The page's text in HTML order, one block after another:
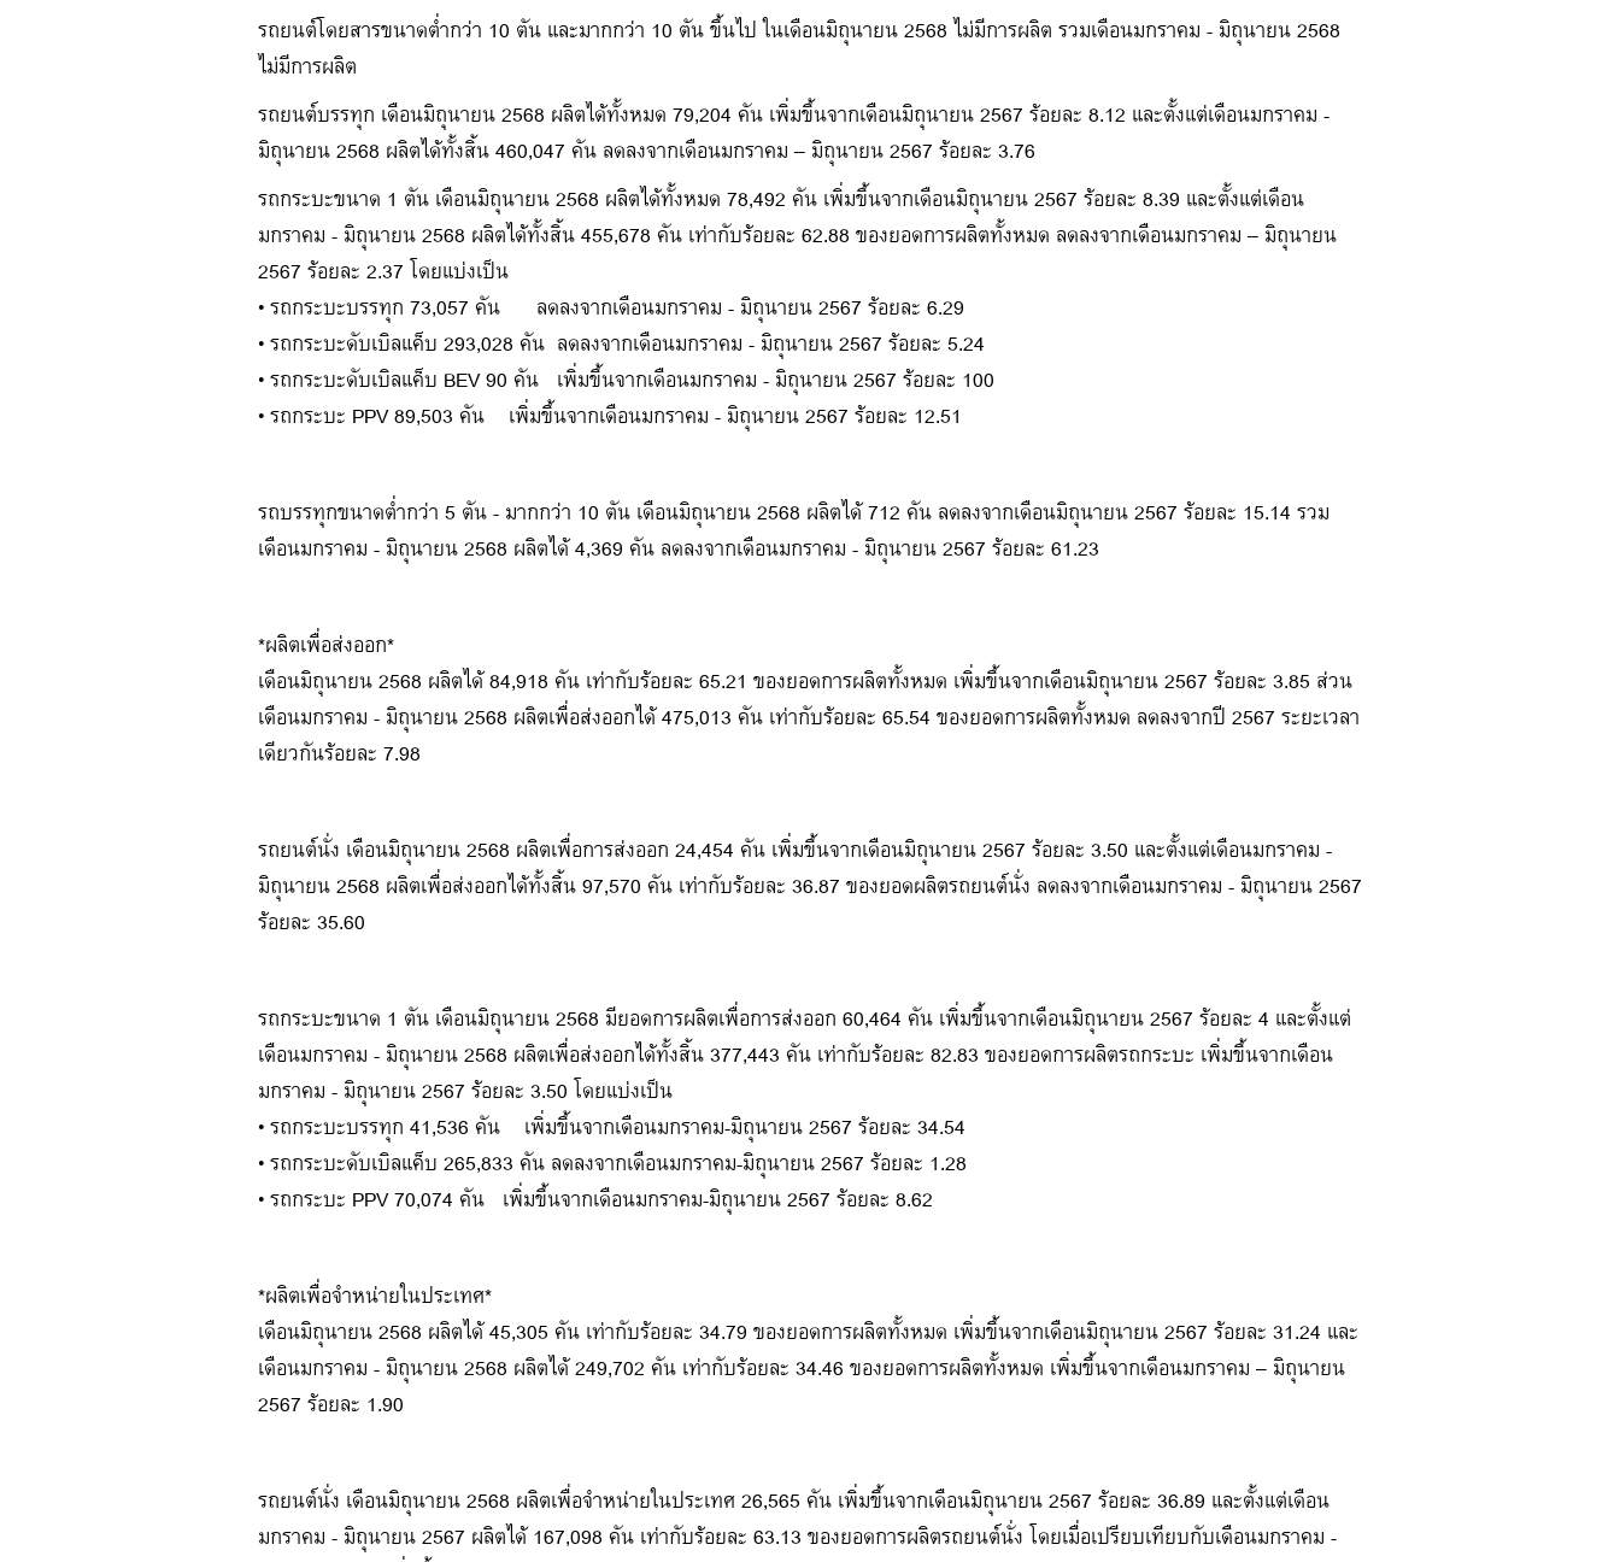
รถยนต์โดยสารขนาดต่ำกว่า 10 ตัน และมากกว่า 10 ตัน ขึ้นไป ในเดือนมิถุนายน 2568 ไม่มีการผลิต รวมเดือนมกราคม - มิถุนายน 2568
ไม่มีการผลิต
รถยนต์บรรทุก เดือนมิถุนายน 2568 ผลิตได้ทั้งหมด 79,204 คัน เพิ่มขึ้นจากเดือนมิถุนายน 2567 ร้อยละ 8.12 และตั้งแต่เดือนมกราคม -
มิถุนายน 2568 ผลิตได้ทั้งสิ้น 460,047 คัน ลดลงจากเดือนมกราคม – มิถุนายน 2567 ร้อยละ 3.76
รถกระบะขนาด 1 ตัน เดือนมิถุนายน 2568 ผลิตได้ทั้งหมด 78,492 คัน เพิ่มขึ้นจากเดือนมิถุนายน 2567 ร้อยละ 8.39 และตั้งแต่เดือน
มกราคม - มิถุนายน 2568 ผลิตได้ทั้งสิ้น 455,678 คัน เท่ากับร้อยละ 62.88 ของยอดการผลิตทั้งหมด ลดลงจากเดือนมกราคม – มิถุนายน
2567 ร้อยละ 2.37 โดยแบ่งเป็น
• รถกระบะบรรทุก 73,057 คัน ลดลงจากเดือนมกราคม - มิถุนายน 2567 ร้อยละ 6.29
• รถกระบะดับเบิลแค็บ 293,028 คัน ลดลงจากเดือนมกราคม - มิถุนายน 2567 ร้อยละ 5.24
• รถกระบะดับเบิลแค็บ BEV 90 คัน เพิ่มขึ้นจากเดือนมกราคม - มิถุนายน 2567 ร้อยละ 100
• รถกระบะ PPV 89,503 คัน เพิ่มขึ้นจากเดือนมกราคม - มิถุนายน 2567 ร้อยละ 12.51
รถบรรทุกขนาดต่ำกว่า 5 ตัน - มากกว่า 10 ตัน เดือนมิถุนายน 2568 ผลิตได้ 712 คัน ลดลงจากเดือนมิถุนายน 2567 ร้อยละ 15.14 รวม
เดือนมกราคม - มิถุนายน 2568 ผลิตได้ 4,369 คัน ลดลงจากเดือนมกราคม - มิถุนายน 2567 ร้อยละ 61.23
*ผลิตเพื่อส่งออก*
เดือนมิถุนายน 2568 ผลิตได้ 84,918 คัน เท่ากับร้อยละ 65.21 ของยอดการผลิตทั้งหมด เพิ่มขึ้นจากเดือนมิถุนายน 2567 ร้อยละ 3.85 ส่วน
เดือนมกราคม - มิถุนายน 2568 ผลิตเพื่อส่งออกได้ 475,013 คัน เท่ากับร้อยละ 65.54 ของยอดการผลิตทั้งหมด ลดลงจากปี 2567 ระยะเวลา
เดียวกันร้อยละ 7.98
รถยนต์นั่ง เดือนมิถุนายน 2568 ผลิตเพื่อการส่งออก 24,454 คัน เพิ่มขึ้นจากเดือนมิถุนายน 2567 ร้อยละ 3.50 และตั้งแต่เดือนมกราคม -
มิถุนายน 2568 ผลิตเพื่อส่งออกได้ทั้งสิ้น 97,570 คัน เท่ากับร้อยละ 36.87 ของยอดผลิตรถยนต์นั่ง ลดลงจากเดือนมกราคม - มิถุนายน 2567
ร้อยละ 35.60
รถกระบะขนาด 1 ตัน เดือนมิถุนายน 2568 มียอดการผลิตเพื่อการส่งออก 60,464 คัน เพิ่มขึ้นจากเดือนมิถุนายน 2567 ร้อยละ 4 และตั้งแต่
เดือนมกราคม - มิถุนายน 2568 ผลิตเพื่อส่งออกได้ทั้งสิ้น 377,443 คัน เท่ากับร้อยละ 82.83 ของยอดการผลิตรถกระบะ เพิ่มขึ้นจากเดือน
มกราคม - มิถุนายน 2567 ร้อยละ 3.50 โดยแบ่งเป็น
• รถกระบะบรรทุก 41,536 คัน เพิ่มขึ้นจากเดือนมกราคม-มิถุนายน 2567 ร้อยละ 34.54
• รถกระบะดับเบิลแค็บ 265,833 คัน ลดลงจากเดือนมกราคม-มิถุนายน 2567 ร้อยละ 1.28
• รถกระบะ PPV 70,074 คัน เพิ่มขึ้นจากเดือนมกราคม-มิถุนายน 2567 ร้อยละ 8.62
*ผลิตเพื่อจำหน่ายในประเทศ*
เดือนมิถุนายน 2568 ผลิตได้ 45,305 คัน เท่ากับร้อยละ 34.79 ของยอดการผลิตทั้งหมด เพิ่มขึ้นจากเดือนมิถุนายน 2567 ร้อยละ 31.24 และ
เดือนมกราคม - มิถุนายน 2568 ผลิตได้ 249,702 คัน เท่ากับร้อยละ 34.46 ของยอดการผลิตทั้งหมด เพิ่มขึ้นจากเดือนมกราคม – มิถุนายน
2567 ร้อยละ 1.90
รถยนต์นั่ง เดือนมิถุนายน 2568 ผลิตเพื่อจำหน่ายในประเทศ 26,565 คัน เพิ่มขึ้นจากเดือนมิถุนายน 2567 ร้อยละ 36.89 และตั้งแต่เดือน
มกราคม - มิถุนายน 2567 ผลิตได้ 167,098 คัน เท่ากับร้อยละ 63.13 ของยอดการผลิตรถยนต์นั่ง โดยเมื่อเปรียบเทียบกับเดือนมกราคม -